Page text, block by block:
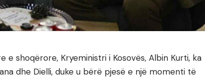
shoqërore, Kryeministri i Kosovës, Albin Kurti, ka
dhe Dielli, duke u bërë pjesë e një momenti të